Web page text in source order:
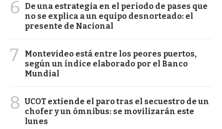
6
De una estrategia en el período de pases que
no se explica a un equipo desnorteado: el
presente de Nacional
7
Montevideo está entre los peores puertos,
según un índice elaborado por el Banco
Mundial
8 UCOT extiende el paro tras el secuestro de un
chofer y un ómnibus: se movilizarán este
lunes